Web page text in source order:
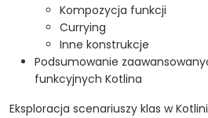
Kompozycja funkcji
Currying
Inne konstrukcje
Podsumowanie
funkcyjnych Kotlina
Eksploracja scenariuszy klas w